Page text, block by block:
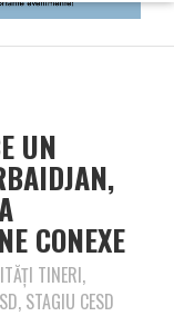
UN
CONEXE
TINERI,
STAGIU CESD